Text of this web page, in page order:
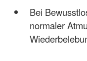
Bei
normaler